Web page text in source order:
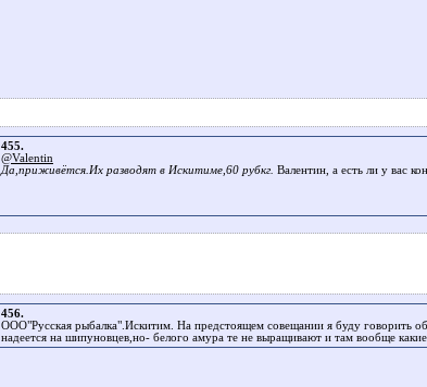
455.
@Valentin
Да,приживётся.Их разводят в Искитиме,60 рубкг. Валентин, а есть ли у вас
456.
ООО"Русская рыбалка".Искитим. На предстоящем совещании я буду говорить
надеется на шипуновцев,но- белого амура те не выращивают и там вообще